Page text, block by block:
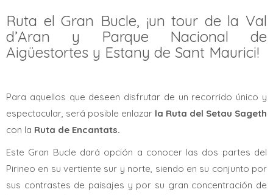
Ruta el Gran Bucle, ¡un tour de la Val
d’Aran y Parque Nacional de
Aigüestortes y Estany de Sant Maurici!
Para aquellos que deseen disfrutar de un recorrido único y
espectacular, será posible enlazar la Ruta del Setau Sageth
con la Ruta de Encantats.
Este Gran Bucle dará opción a conocer las dos partes del
Pirineo en su vertiente sur y norte, siendo en su conjunto por
sus contrastes de paisajes y por su gran concentración de